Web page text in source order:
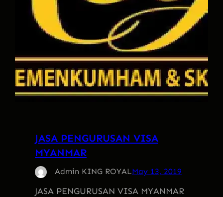
JASA PENGURUSAN VISA
MYANMAR
Admin KING ROYALMay 13, 2019
JASA PENGURUSAN VISA MYANMAR